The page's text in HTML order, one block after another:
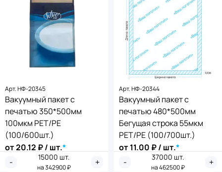
Арт.НФ-20345
Вакуумный пакет с
печатью 350*500мм
100мкм PET/PE
(100/600шт.)
от20.12 ₽ / шт.*
- 15000 шт.
на342900₽ +
Арт.НФ-20344
Вакуумный пакет с
печатью 480*500мм
Бегущая строка 55мкм
PET/PE (100/700шт.)
от11.00 ₽ / шт.*
- 37000 шт.
на462500₽ +